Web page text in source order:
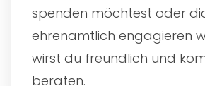
spenden möchtest oder
ehrenamtlich engagieren
wirst du freundlich und
beraten.